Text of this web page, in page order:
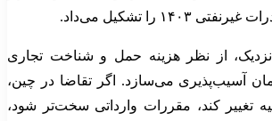
نزدیک، از نظر هزینه حمل و شناخت تجاری
آسیب‌پذیری می‌سازد. اگر تقاضا در چین،
تغییر کند، مقررات وارداتی سخت‌تر شود،